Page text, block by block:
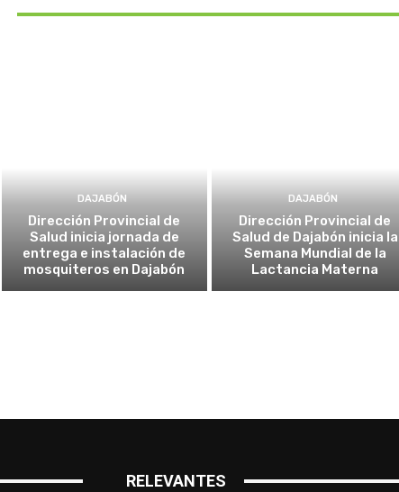
DAJABÓN
Dirección Provincial de
Salud inicia jornada de
entrega e instalación de
mosquiteros en Dajabón
DAJABÓN
Dirección Provincial de
Salud de Dajabón inicia la
Semana Mundial de la
Lactancia Materna
RELEVANTES